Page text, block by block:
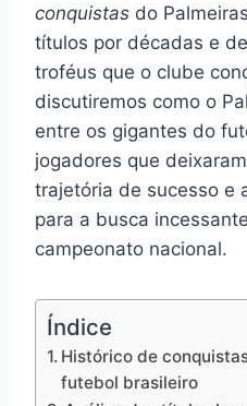
conquistas do
títulos por décadas e
troféus que o clube
discutiremos como o
entre os gigantes do
jogadores que
trajetória de sucesso e
para a busca
campeonato nacional.
Índice
Histórico de
futebol brasileiro